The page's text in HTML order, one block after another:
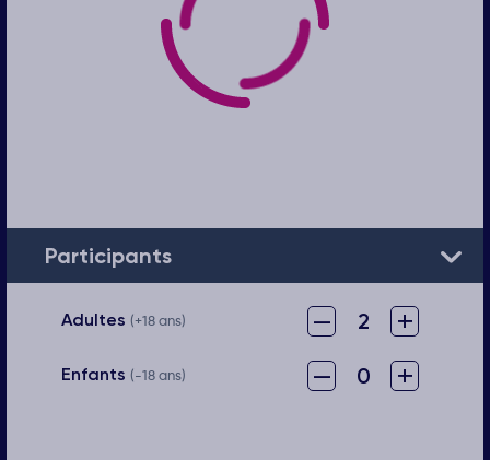
Participants
Adultes (+18 ans) – 2 +
Enfants (-18 ans) – 0 +